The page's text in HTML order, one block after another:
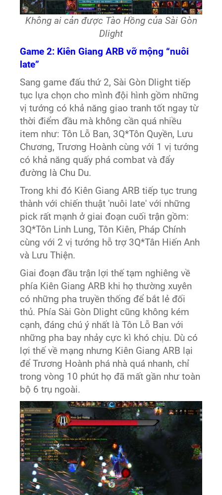
Không ai cản được Tào Hồng của Sài Gòn
Dlight
Game 2: Kiên Giang ARB vỡ mộng “nuôi
late”
Sang game đấu thứ 2, Sài Gòn Dlight tiếp
tục lựa chọn cho mình đội hình gồm những
vị tướng có khả năng giao tranh tốt ngay từ
thời điểm đầu mà không cần quá nhiều
item như: Tôn Lỗ Ban, 3Q*Tôn Quyền, Lưu
Chương, Trương Hoành cùng với 1 vị tướng
có khả năng quấy phá combat và đẩy
đường là Chu Du.
Trong khi đó Kiên Giang ARB tiếp tục trung
thành với chiến thuật 'nuôi late' với những
pick rất mạnh ở giai đoạn cuối trận gồm:
3Q*Tôn Linh Lung, Tôn Kiên, Pháp Chính
cùng với 2 vị tướng hỗ trợ 3Q*Tân Hiến Anh
và Lưu Thiện.
Giai đoạn đầu trận lợi thế tạm nghiêng về
phía Kiên Giang ARB khi họ thường xuyên
có những pha truyền thống để bắt lẻ đối
thủ. Phía Sài Gòn Dlight cũng không kém
cạnh, đáng chú ý nhất là Tôn Lỗ Ban với
những pha bay nhảy cực kì khó chịu. Dù có
lợi thế về mạng nhưng Kiên Giang ARB lại
để Trương Hoành phá nhà quá nhanh, chỉ
trong vòng 10 phút họ đã mất gần như toàn
bộ 6 trụ ngoài.